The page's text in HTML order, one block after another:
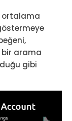
ortalama
bir arama
gibi